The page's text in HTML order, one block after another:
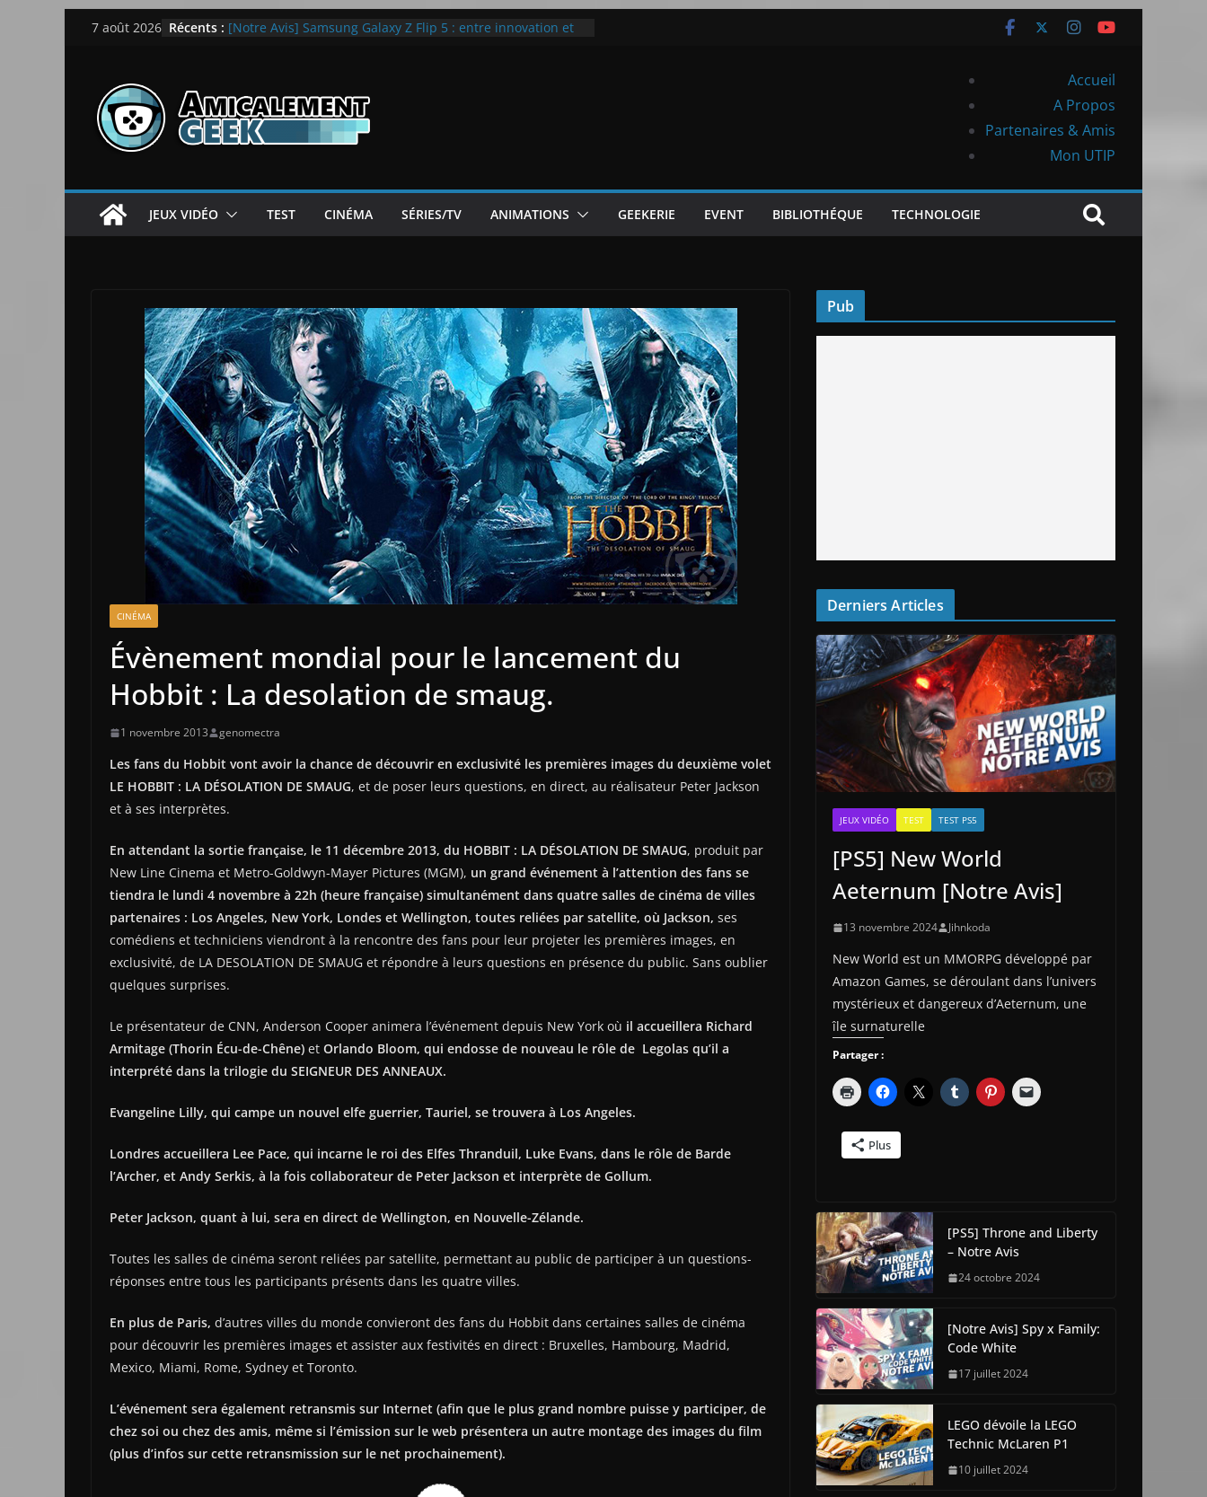
Passer7 août 2026 Récents : [Notre Avis] Samsung Galaxy Z Flip 5 : entre innovation et
[Notre Avis] Spy x Family: Code White
LEGO dévoile la LEGO Technic McLaren P1
Accueil
A Propos
Partenaires & Amis
Mon UTIP
JEUX VIDÉO TEST CINÉMA SÉRIES/TV ANIMATIONS GEEKERIE EVENT BIBLIOTHÉQUE TECHNOLOGIE
CINÉMA
Évènement mondial pour le lancement du
Hobbit : La desolation de smaug.
1 novembre 2013 genomectra
Les fans du Hobbit vont avoir la chance de découvrir en exclusivité les premières images du deuxième volet
LE HOBBIT : LA DÉSOLATION DE SMAUG, et de poser leurs questions, en direct, au réalisateur Peter Jackson
et à ses interprètes.
En attendant la sortie française, le 11 décembre 2013, du HOBBIT : LA DÉSOLATION DE SMAUG, produit par
New Line Cinema et Metro-Goldwyn-Mayer Pictures (MGM), un grand événement à l’attention des fans se
tiendra le lundi 4 novembre à 22h (heure française) simultanément dans quatre salles de cinéma de villes
partenaires : Los Angeles, New York, Londes et Wellington, toutes reliées par satellite, où Jackson, ses
comédiens et techniciens viendront à la rencontre des fans pour leur projeter les premières images, en
exclusivité, de LA DESOLATION DE SMAUG et répondre à leurs questions en présence du public. Sans oublier
quelques surprises.
Le présentateur de CNN, Anderson Cooper animera l’événement depuis New York où il accueillera Richard
Armitage (Thorin Écu-de-Chêne) et Orlando Bloom, qui endosse de nouveau le rôle de Legolas qu’il a
interprété dans la trilogie du SEIGNEUR DES ANNEAUX.
Evangeline Lilly, qui campe un nouvel elfe guerrier, Tauriel, se trouvera à Los Angeles.
Londres accueillera Lee Pace, qui incarne le roi des Elfes Thranduil, Luke Evans, dans le rôle de Barde
l’Archer, et Andy Serkis, à la fois collaborateur de Peter Jackson et interprète de Gollum.
Peter Jackson, quant à lui, sera en direct de Wellington, en Nouvelle-Zélande.
Toutes les salles de cinéma seront reliées par satellite, permettant au public de participer à un questions-
réponses entre tous les participants présents dans les quatre villes.
En plus de Paris, d’autres villes du monde convieront des fans du Hobbit dans certaines salles de cinéma
pour découvrir les premières images et assister aux festivités en direct : Bruxelles, Hambourg, Madrid,
Mexico, Miami, Rome, Sydney et Toronto.
L’événement sera également retransmis sur Internet (afin que le plus grand nombre puisse y participer, de
chez soi ou chez des amis, même si l’émission sur le web présentera un autre montage des images du film
(plus d’infos sur cette retransmission sur le net prochainement).
Pub
Derniers Articles
JEUX VIDÉO TEST TEST PS5
[PS5] New World
Aeternum [Notre Avis]
13 novembre 2024 Jihnkoda
New World est un MMORPG développé par
Amazon Games, se déroulant dans l’univers
mystérieux et dangereux d’Aeternum, une
île surnaturelle
Partager :
Plus
[PS5] Throne and Liberty
– Notre Avis
24 octobre 2024
[Notre Avis] Spy x Family:
Code White
17 juillet 2024
LEGO dévoile la LEGO
Technic McLaren P1
10 juillet 2024